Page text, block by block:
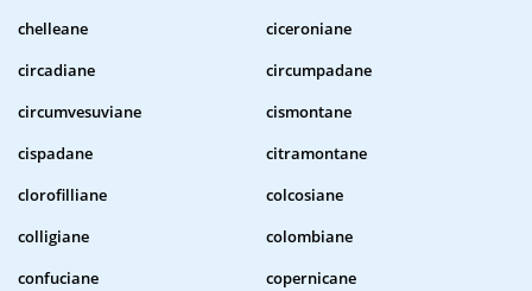
chelleane
ciceroniane
circadiane
circumpadane
circumvesuviane
cismontane
cispadane
citramontane
clorofilliane
colcosiane
colligiane
colombiane
confuciane
copernicane